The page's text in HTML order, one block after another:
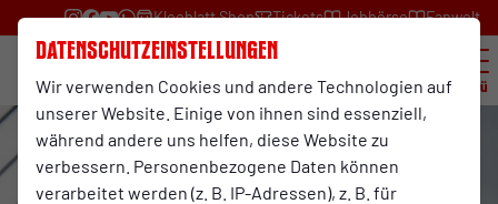
Datenschutzeinstellungen
Wir verwenden Cookies und andere Technologien auf
unserer Website. Einige von ihnen sind essenziell,
während andere uns helfen, diese Website zu
verbessern. Personenbezogene Daten können
verarbeitet werden (z. B. IP-Adressen), z. B. für
Kleeblatt Shop Tickets Jobbörse Fanwelt
Menü